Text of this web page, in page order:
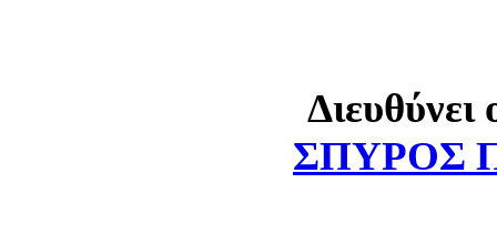
Διευθύνει
ΣΠΥΡΟΣ